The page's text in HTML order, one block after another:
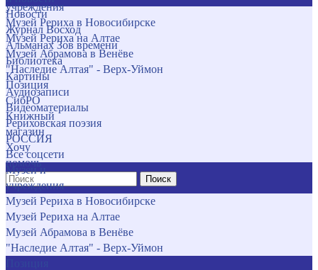
учреждения
Музей Рериха в Новосибирске
Музей Рериха на Алтае
Музей Абрамова в Венёве
"Наследие Алтая" - Верх-Уймон
Позиция
СибРО
Книжный
магазин
Хочу
помочь
Поиск
Новости
Журнал Восход
Альманах Зов времени
Библиотека
Картины
Аудиозаписи
Видеоматериалы
Рериховская поэзия
РОССИЯ
Все соцсети
Музеи и
учреждения
Музей Рериха в Новосибирске
Музей Рериха на Алтае
Музей Абрамова в Венёве
"Наследие Алтая" - Верх-Уймон